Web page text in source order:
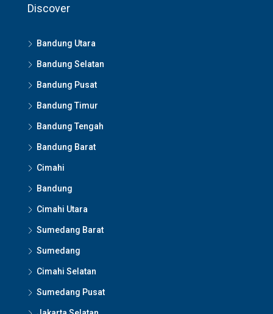
Discover
Bandung Utara
Bandung Selatan
Bandung Pusat
Bandung Timur
Bandung Tengah
Bandung Barat
Cimahi
Bandung
Cimahi Utara
Sumedang Barat
Sumedang
Cimahi Selatan
Sumedang Pusat